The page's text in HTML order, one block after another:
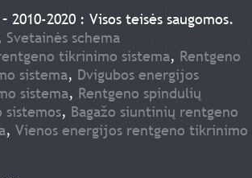
2010-2020 : Visos teisės saugomos.
Svetainės schema
tikrinimo sistema, Rentgeno
sistema, Dvigubos energijos
sistema, Rentgeno spindulių
, Bagažo siuntinių rentgeno
,Vienos energijos rentgeno tikrinimo